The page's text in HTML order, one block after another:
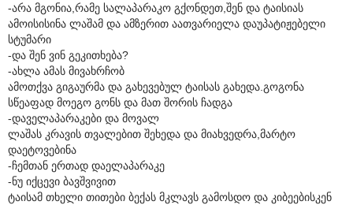
-არა მგონია,რამე სალაპარაკო გქონდეთ,შენ და ტაისიას
ამოისისინა ლაშამ და ამზერით აათვარიელა დაუპატიჟებელი
სტუმარი
-და შენ ვინ გეკითხება?
-ახლა ამას მივახრჩობ
ამოთქვა გიგაურმა და გახევებულ ტაისას გახედა.გოგონა
სწეაფად მოეგო გონს და მათ შორის ჩადგა
-დაველაპარაკები და მოვალ
ლაშას კრავის თვალებით შეხედა და მიახვედრა,მარტო
დაეტოვებინა
-ჩემთან ერთად დაელაპარაკე
-ნუ იქცევი ბავშვივით
ტაისამ თხელი თითები ბექას მკლავს გამოსდო და კიბეებისკენ